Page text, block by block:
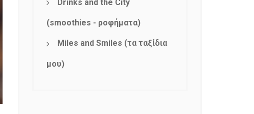
Drinks and the City
(smoothies - ροφήματα)
Miles and Smiles (τα ταξίδια
μου)